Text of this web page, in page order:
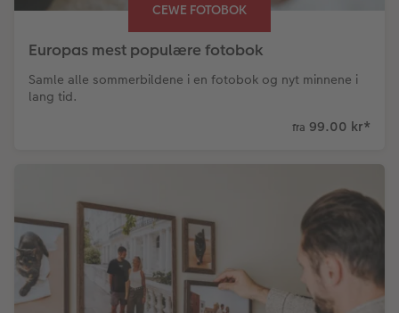
CEWE FOTOBOK
Europas mest populære fotobok
Samle alle sommerbildene i en fotobok og nyt minnene i
lang tid.
fra 99.00 kr*